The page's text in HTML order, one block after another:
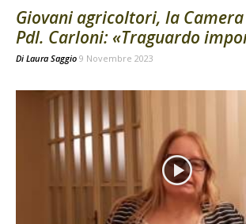
Giovani agricoltori, la
Pdl. Carloni: «Traguardo
Di Laura Saggio 9 Novembre 2023